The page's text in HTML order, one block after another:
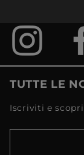
TUTTE LE
Iscriviti e